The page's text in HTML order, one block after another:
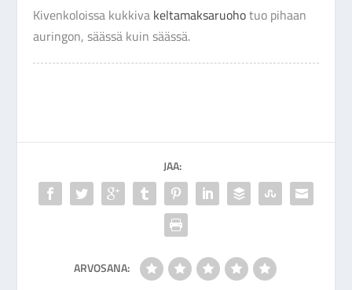
Kivenkoloissa kukkiva keltamaksaruohotuo pihaan
auringon, säässä kuin säässä.
JAA:
ARVOSANA: